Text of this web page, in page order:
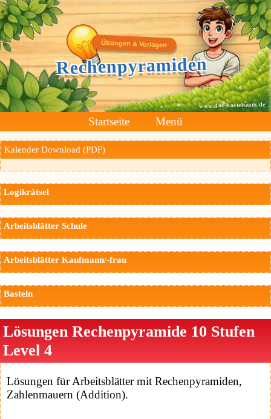
Übungen & Vorlagen
Rechenpyramiden
www.das-bastelteam.de
Startseite Menü
Kalender Download (PDF)
Logikrätsel
Arbeitsblätter Schule
Arbeitsblätter Kaufmann/-frau
Basteln
Lösungen Rechenpyramide 10 Stufen
Level 4
Lösungen für Arbeitsblätter mit Rechenpyramiden,
Zahlenmauern (Addition).